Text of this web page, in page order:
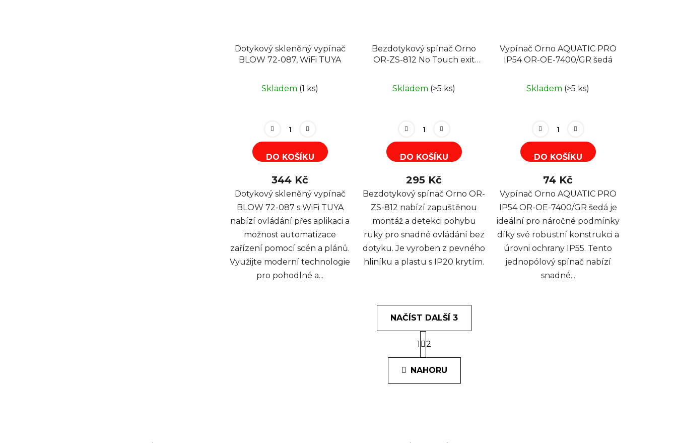
Dotykový skleněný vypínač
BLOW 72-087, WiFi TUYA
Skladem (1 ks)
DO KOŠÍKU
344 Kč
Dotykový skleněný vypínač
BLOW 72-087 s WiFi TUYA
nabízí ovládání přes aplikaci a
možnost automatizace
zařízení pomocí scén a plánů.
Využijte moderní technologie
pro pohodlné a...
Bezdotykový spínač Orno
OR-ZS-812 No Touch exit
Skladem (>5 ks)
DO KOŠÍKU
295 Kč
Bezdotykový spínač Orno OR-
ZS-812 nabízí zapuštěnou
montáž a detekci pohybu
ruky pro snadné ovládání bez
dotyku. Je vyroben z pevného
hliníku a plastu s IP20 krytím.
Vypínač Orno AQUATIC PRO
IP54 OR-OE-7400/GR šedá
Skladem (>5 ks)
DO KOŠÍKU
74 Kč
Vypínač Orno AQUATIC PRO
IP54 OR-OE-7400/GR šedá je
ideální pro náročné podmínky
díky své robustní konstrukci a
úrovni ochrany IP55. Tento
jednopólový spínač nabízí
snadné...
O
v
l
á
NAČÍST DALŠÍ 3
S
t
r
n
k
1 2
NAHORU